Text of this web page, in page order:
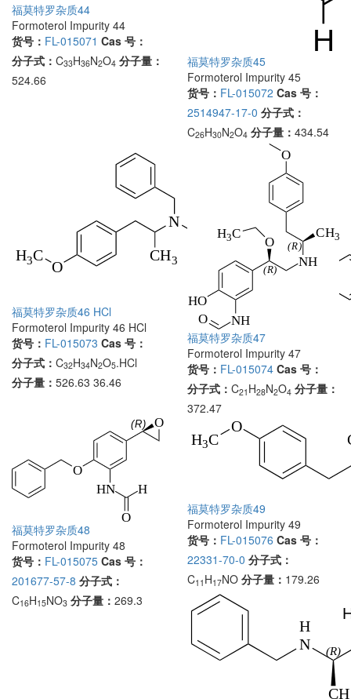
福莫特罗杂质44
Formoterol Impurity 44
货号： FL-015071 Cas 号：
分子式： C33H36N2O4 分子量：
524.66
福莫特罗杂质45
Formoterol Impurity 45
货号： FL-015072 Cas 号：
2514947-17-0 分子式：
C26H30N2O4 分子量： 434.54
福莫特罗杂质46 HCl
Formoterol Impurity 46 HCl
货号： FL-015073 Cas 号：
分子式： C32H34N2O5.HCl
分子量： 526.63 36.46
福莫特罗杂质47
Formoterol Impurity 47
货号： FL-015074 Cas 号：
分子式： C21 H28N2O4 分子量：
372.47
福莫特罗杂质48
Formoterol Impurity 48
货号： FL-015075 Cas 号：
201677-57-8 分子式：
C16H15NO3 分子量： 269.3
福莫特罗杂质49
Formoterol Impurity 49
货号： FL-015076 Cas 号：
22331-70-0 分子式：
C11 H17NO 分子量： 179.26